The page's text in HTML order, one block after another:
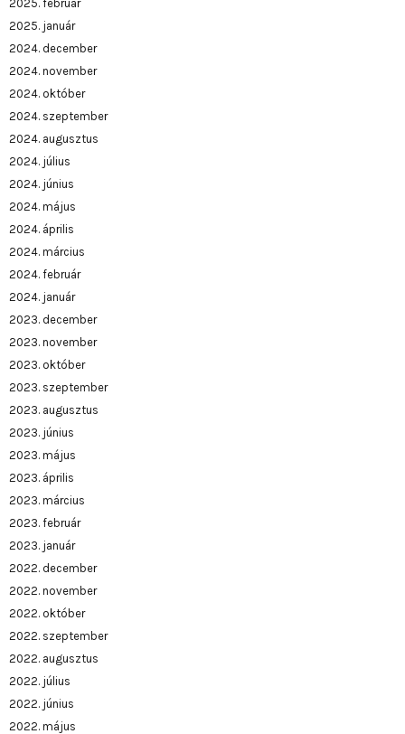
2025. február
2025. január
2024. december
2024. november
2024. október
2024. szeptember
2024. augusztus
2024. július
2024. június
2024. május
2024. április
2024. március
2024. február
2024. január
2023. december
2023. november
2023. október
2023. szeptember
2023. augusztus
2023. június
2023. május
2023. április
2023. március
2023. február
2023. január
2022. december
2022. november
2022. október
2022. szeptember
2022. augusztus
2022. július
2022. június
2022. május